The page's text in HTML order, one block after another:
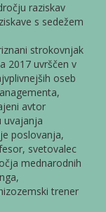
raziskav
s sedežem
strokovnjak
2017 uvrščen v
oseb
avtor
uvajanja
poslovanja,
svetovalec
mednarodnih
trener